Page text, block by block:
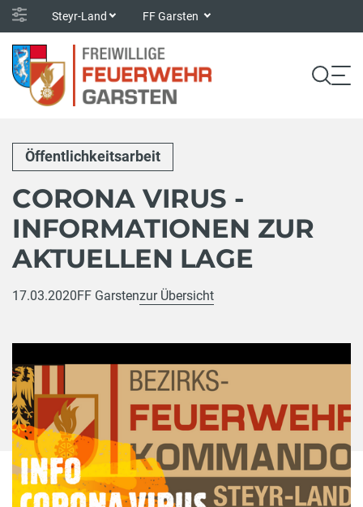
Steyr-Land FF Garsten
Öffentlichkeitsarbeit
CORONA VIRUS -
INFORMATIONEN ZUR
AKTUELLEN LAGE
17.03.2020FF Garstenzur Übersicht